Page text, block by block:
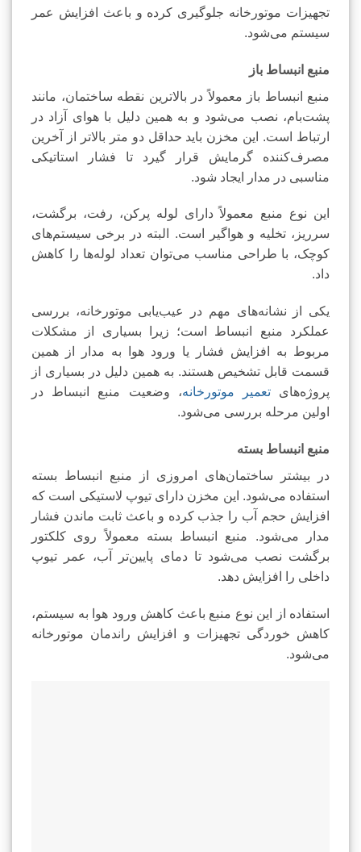
تجهیزات موتورخانه جلوگیری کرده و باعث افزایش عمر
سیستم می‌شود.
منبع انبساط باز
منبع انبساط باز معمولاً در بالاترین نقطه ساختمان، مانند
پشت‌بام، نصب می‌شود و به همین دلیل با هوای آزاد در
ارتباط است. این مخزن باید حداقل دو متر بالاتر از آخرین
مصرف‌کننده گرمایش قرار گیرد تا فشار استاتیکی
مناسبی در مدار ایجاد شود.
این نوع منبع معمولاً دارای لوله پرکن، رفت، برگشت،
سرریز، تخلیه و هواگیر است. البته در برخی سیستم‌های
کوچک، با طراحی مناسب می‌توان تعداد لوله‌ها را کاهش
داد.
یکی از نشانه‌های مهم در عیب‌یابی موتورخانه، بررسی
عملکرد منبع انبساط است؛ زیرا بسیاری از مشکلات
مربوط به افزایش فشار یا ورود هوا به مدار از همین
قسمت قابل تشخیص هستند. به همین دلیل در بسیاری از
پروژه‌هایتعمیر موتورخانه، وضعیت منبع انبساط در
اولین مرحله بررسی می‌شود.
منبع انبساط بسته
در بیشتر ساختمان‌های امروزی از منبع انبساط بسته
استفاده می‌شود. این مخزن دارای تیوپ لاستیکی است که
افزایش حجم آب را جذب کرده و باعث ثابت ماندن فشار
مدار می‌شود. منبع انبساط بسته معمولاً روی کلکتور
برگشت نصب می‌شود تا دمای پایین‌تر آب، عمر تیوپ
داخلی را افزایش دهد.
استفاده از این نوع منبع باعث کاهش ورود هوا به سیستم،
کاهش خوردگی تجهیزات و افزایش راندمان موتورخانه
می‌شود.